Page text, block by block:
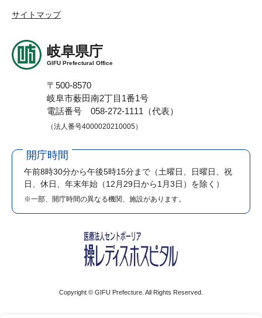
サイトマップ
岐阜県庁
GIFU Prefectural Office
〒500-8570
岐阜市薮田南2丁目1番1号
電話番号 058-272-1111（代表）
（法人番号4000020210005）
開庁時間
午前8時30分から午後5時15分まで （土曜日、日曜日、祝
日、休日、年末年始（12月29日から1月3日）を除く）
※一部、開庁時間の異なる機関、施設があります。
Copyright © GIFU Prefecture. All Rights Reserved.